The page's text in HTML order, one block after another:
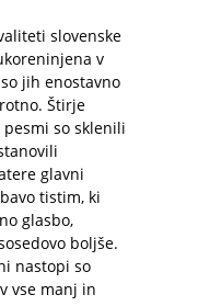
slovenske
v
jih enostavno
Štirje
so sklenili
glavni
tistim, ki
glasbo,
boljše.
nastopi so
vse manj in